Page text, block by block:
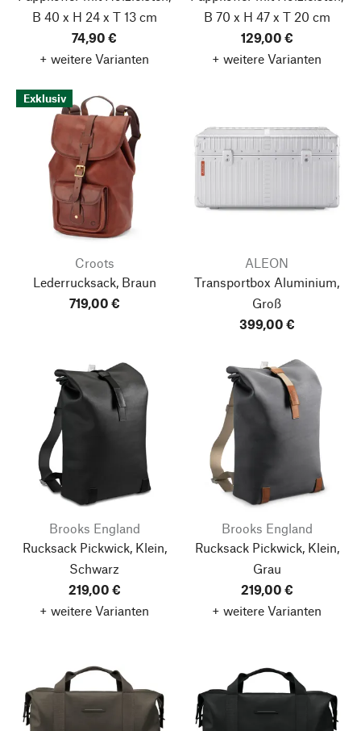
B 40 x H 24 x T 13 cm
74,90 €
+ weitere Varianten
B 70 x H 47 x T 20 cm
129,00 €
+ weitere Varianten
Exklusiv
Croots
Lederrucksack, Braun
719,00 €
ALEON
Transportbox Aluminium,
Groß
399,00 €
Brooks England
Rucksack Pickwick, Klein,
Schwarz
219,00 €
+ weitere Varianten
Brooks England
Rucksack Pickwick, Klein,
Grau
219,00 €
+ weitere Varianten